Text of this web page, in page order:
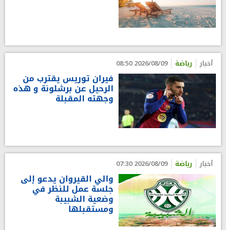
أخبار رياضة 2026/08/09 08:50
فيران توريس يقترب من
الرحيل عن برشلونة و هذه
وجهته المقبلة
أخبار رياضة 2026/08/09 07:30
والي القيروان يدعو إلى
جلسة عمل للنظر في
وضعية الشبيبة
ومستقبلها